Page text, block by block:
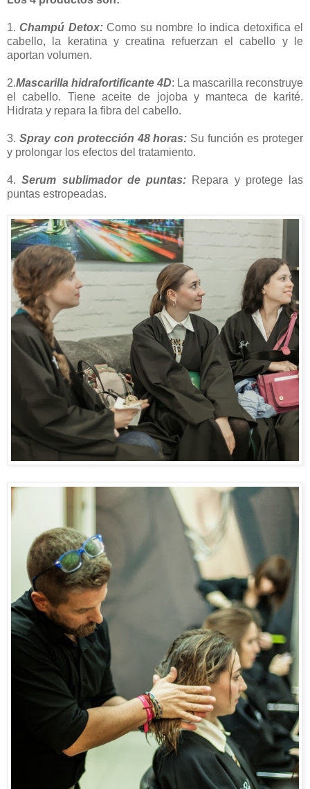
1.Champú Detox:Como su nombre lo indica detoxifica el
cabello, la keratina y creatina refuerzan el cabello y le
aportan volumen.
2.Mascarilla hidrafortificante 4D: La mascarilla reconstruye
el cabello. Tiene aceite de jojoba y manteca de karité.
Hidrata y repara la fibra del cabello.
3. Spray con protección 48 horas: Su función es proteger
y prolongar los efectos del tratamiento.
4.Serum sublimador de puntas: Repara y protege las
puntas estropeadas.